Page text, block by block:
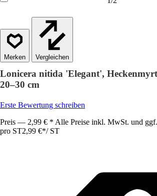
Vergleichen
Lonicera nitida 'Elegant',
20–30 cm
Erste Bewertung schreiben
Preis — 2,99 € * Alle Preise inkl. MwSt. und ggf.
pro ST2,99 €*/ ST